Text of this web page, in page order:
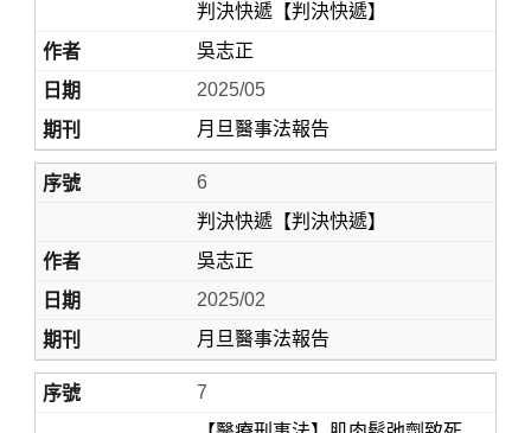
判決快遞【判決快遞】
吳志正
2025/05
月旦醫事法報告
6
判決快遞【判決快遞】
吳志正
2025/02
月旦醫事法報告
7